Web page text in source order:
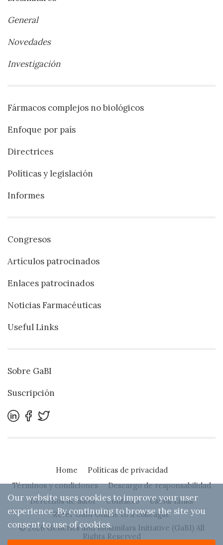
General
Novedades
Investigación
Fármacos complejos no biológicos
Enfoque por país
Directrices
Políticas y legislación
Informes
Congresos
Artículos patrocinados
Enlaces patrocinados
Noticias Farmacéuticas
Useful Links
Sobre GaBI
Suscripción
Home
Políticas de privacidad
Términos y condiciones
Descargo de responsabilidad
Derechos de autor
Contacto
Useful Links
Refer GaBI Online to a colleague
© 2026 Generics and Biosimilars Initiative (GaBI) All
Rights Reserved
Our website uses cookies to improve your user
experience. By continuing to browse the site you
consent to use of cookies.